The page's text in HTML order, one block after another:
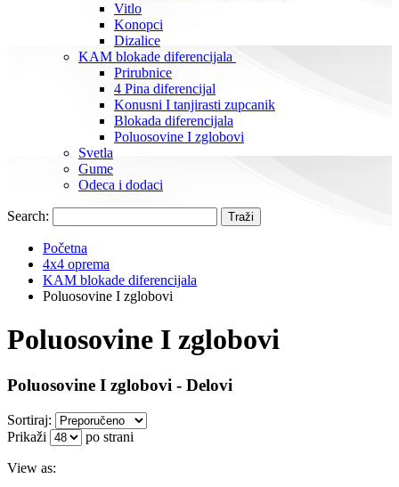
Vitlo
Konopci
Dizalice
KAM blokade diferencijala
Prirubnice
4 Pina diferencijal
Konusni I tanjirasti zupcanik
Blokada diferencijala
Poluosovine I zglobovi
Svetla
Gume
Odeca i dodaci
Search: Traži
Početna
4x4 oprema
KAM blokade diferencijala
Poluosovine I zglobovi
Poluosovine I zglobovi
Poluosovine I zglobovi - Delovi
Sortiraj:
Prikaži
po strani
View as: